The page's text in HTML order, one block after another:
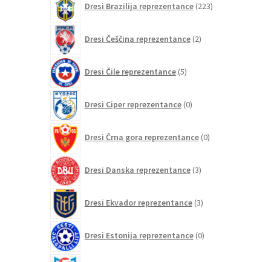
Dresi Brazilija reprezentance 223izdelkov
Dresi Češčina reprezentance 2izdelka
Dresi Čile reprezentance 5izdelkov
Dresi Ciper reprezentance 0izdelkov
Dresi Črna gora reprezentance 0izdelkov
Dresi Danska reprezentance 3izdelki
Dresi Ekvador reprezentance 3izdelki
Dresi Estonija reprezentance 0izdelkov